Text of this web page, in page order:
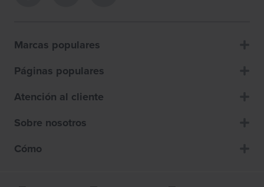
Marcas populares
Páginas populares
Atención al cliente
Sobre nosotros
Cómo